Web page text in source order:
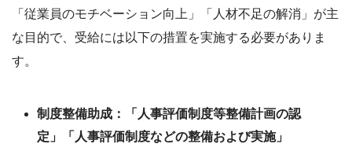
「従業員のモチベーション向上」「人材不足の解消」が主
な目的で、受給には以下の措置を実施する必要がありま
す。
制度整備助成：「人事評価制度等整備計画の認
定」「人事評価制度などの整備および実施」